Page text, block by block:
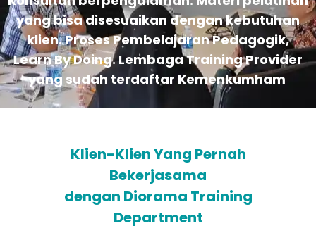
yang bisa disesuaikan dengan kebutuhan
klien. Proses Pembelajaran Pedagogik,
Learn By Doing. Lembaga Training Provider
yang sudah terdaftar Kemenkumham
Klien-Klien Yang Pernah
Bekerjasama
dengan Diorama Training
Department